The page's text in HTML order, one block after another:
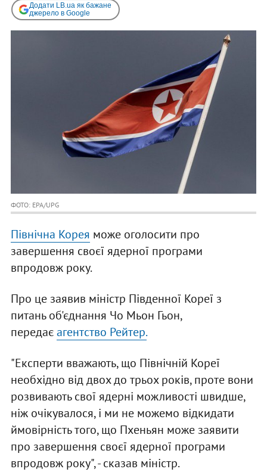
Додати LB.ua як бажане
джерело в Google
ФОТО: EPA/UPG
Північна Корея може оголосити про
завершення своєї ядерної програми
впродовж року.
Про це заявив міністр Південної Кореї з
питань об'єднання Чо Мьон Гьон,
передаєагентство Рейтер.
"Експерти вважають, що Північній Кореї
необхідно від двох до трьох років, проте вони
розвивають свої ядерні можливості швидше,
ніж очікувалося, і ми не можемо відкидати
ймовірність того, що Пхеньян може заявити
про завершення своєї ядерної програми
впродовж року", - сказав міністр.